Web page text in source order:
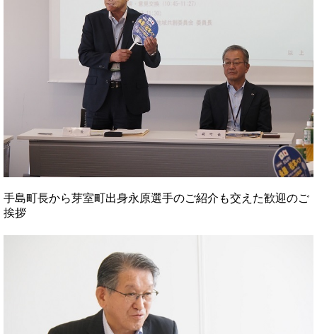
手島町長から芽室町出身永原選手のご紹介も交えた歓迎のご
挨拶